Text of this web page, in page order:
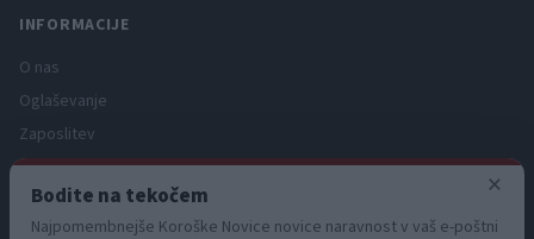
INFORMACIJE
O nas
Oglaševanje
Zaposlitev
Pravno obvestilo
Zasebnost in piškotki
×
Bodite na tekočem
Najpomembnejše Koroške Novice novice naravnost v vaš e-poštni